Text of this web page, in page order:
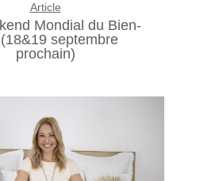
Article
Mondial du Bien-
septembre
prochain)